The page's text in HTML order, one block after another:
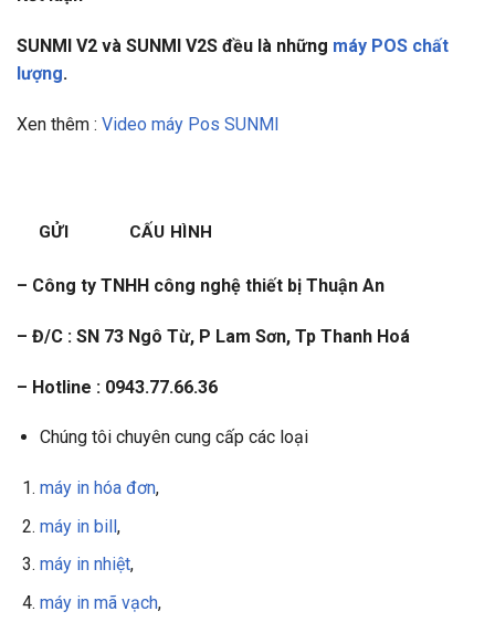
SUNMI V2 và SUNMI V2S đều là những máy POS chất
lượng.
Xen thêm : Video máy Pos SUNMI
GỬI CẤU HÌNH
– Công ty TNHH công nghệ thiết bị Thuận An
– Đ/C : SN 73 Ngô Từ, P Lam Sơn, Tp Thanh Hoá
– Hotline : 0943.77.66.36
Chúng tôi chuyên cung cấp các loại
máy in hóa đơn,
máy in bill,
máy in nhiệt,
máy in mã vạch,